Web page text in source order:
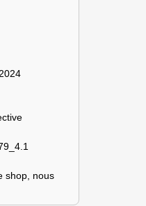
shop, nous